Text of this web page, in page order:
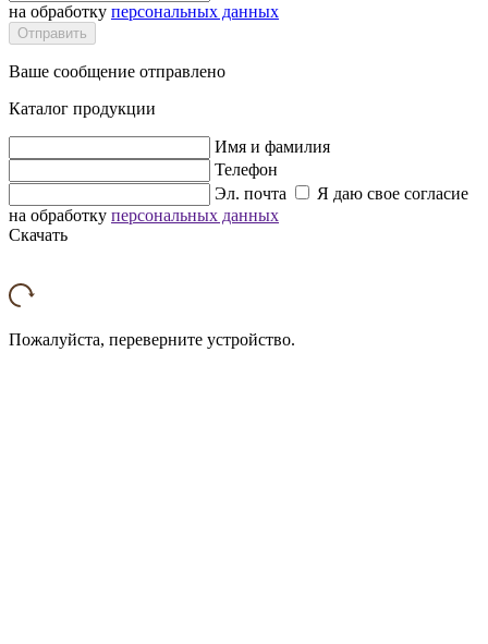
на обработку персональных данных
Отправить
Ваше сообщение отправлено
Каталог продукции
Имя и фамилия
Телефон
Эл. почта
Я даю свое согласие
на обработку персональных данных
Скачать
Пожалуйста, переверните устройство.